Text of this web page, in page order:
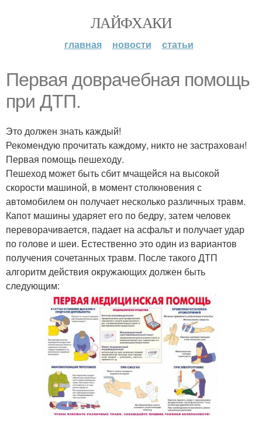
ЛАЙФХАКИ
главная новости статьи
Первая доврачебная помощь
при ДТП.
Это должен знать каждый!
Рекомендую прочитать каждому, никто не застрахован!
Первая помощь пешеходу.
Пешеход может быть сбит мчащейся на высокой
скорости машиной, в момент столкновения с
автомобилем он получает несколько различных травм.
Капот машины ударяет его по бедру, затем человек
переворачивается, падает на асфальт и получает удар
по голове и шеи. Естественно это один из вариантов
получения сочетанных травм. После такого ДТП
алгоритм действия окружающих должен быть
следующим: